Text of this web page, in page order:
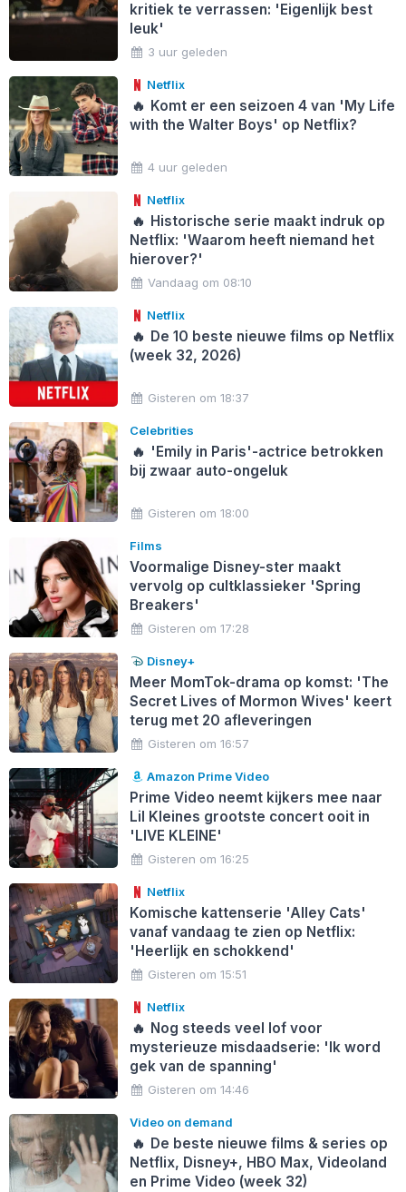
kritiek te verrassen: 'Eigenlijk best
leuk'
3 uur geleden
Netflix
🔥 Komt er een seizoen 4 van 'My Life
with the Walter Boys' op Netflix?
4 uur geleden
Netflix
🔥 Historische serie maakt indruk op
Netflix: 'Waarom heeft niemand het
hierover?'
Vandaag om 08:10
Netflix
🔥 De 10 beste nieuwe films op Netflix
(week 32, 2026)
Gisteren om 18:37
Celebrities
🔥 'Emily in Paris'-actrice betrokken
bij zwaar auto-ongeluk
Gisteren om 18:00
Films
Voormalige Disney-ster maakt
vervolg op cultklassieker 'Spring
Breakers'
Gisteren om 17:28
Disney+
Meer MomTok-drama op komst: 'The
Secret Lives of Mormon Wives' keert
terug met 20 afleveringen
Gisteren om 16:57
Amazon Prime Video
Prime Video neemt kijkers mee naar
Lil Kleines grootste concert ooit in
'LIVE KLEINE'
Gisteren om 16:25
Netflix
Komische kattenserie 'Alley Cats'
vanaf vandaag te zien op Netflix:
'Heerlijk en schokkend'
Gisteren om 15:51
Netflix
🔥 Nog steeds veel lof voor
mysterieuze misdaadserie: 'Ik word
gek van de spanning'
Gisteren om 14:46
Video on demand
🔥 De beste nieuwe films & series op
Netflix, Disney+, HBO Max, Videoland
en Prime Video (week 32)